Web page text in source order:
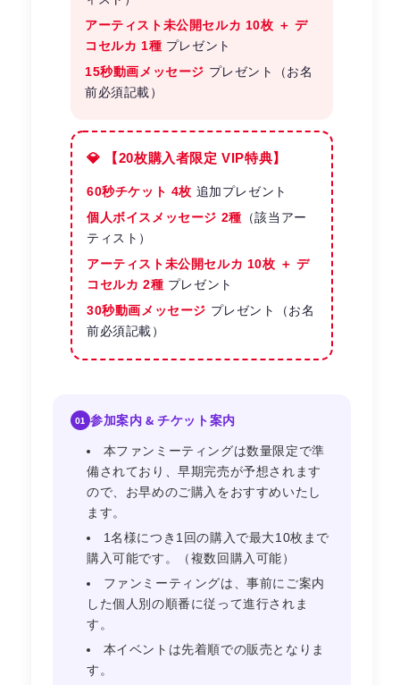
アーティスト未公開セルカ 10枚 ＋ デ
コセルカ 1種 プレゼント
15秒動画メッセージ プレゼント（お名
前必須記載）
💎 【20枚購入者限定 VIP特典】
60秒チケット 4枚 追加プレゼント
個人ボイスメッセージ 2種 （該当アー
ティスト）
アーティスト未公開セルカ 10枚 ＋ デ
コセルカ 2種 プレゼント
30秒動画メッセージ プレゼント（お名
前必須記載）
01 参加案内 & チケット案内
本ファンミーティングは数量限定で準
備されており、早期完売が予想されます
ので、お早めのご購入をおすすめいたし
ます。
1名様につき1回の購入で最大10枚まで
購入可能です。（複数回購入可能）
ファンミーティングは、事前にご案内
した個人別の順番に従って進行されま
す。
本イベントは先着順での販売となりま
す。